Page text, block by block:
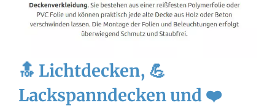
🔝 Lichtdecken, 💪
Lackspanndecken und ❤️